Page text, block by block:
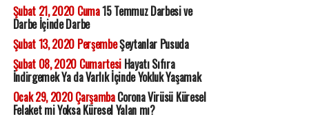
Şubat 21, 2020 Cuma15 Temmuz Darbesi ve
Darbe İçinde Darbe
Şubat 13, 2020 PerşembeŞeytanlar Pusuda
Şubat 08, 2020 CumartesiHayatı Sıfıra
İndirgemek Ya da Varlık İçinde Yokluk Yaşamak
Ocak 29, 2020 ÇarşambaCorona Virüsü Küresel
Felaket mi Yoksa Küresel Yalan mı?